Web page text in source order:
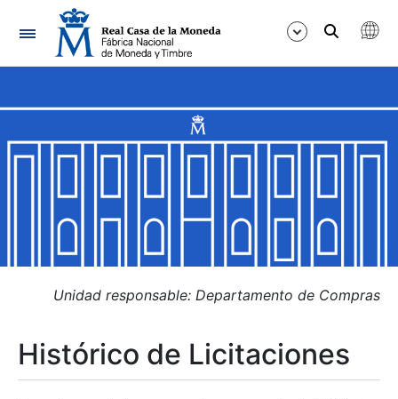
Navegación
Mostrar/Ocultar
Mostrar/Ocultar
Mostrar/Ocultar
Mostrar/Ocultar
Unidad responsable: Departamento de Compras
Histórico de Licitaciones